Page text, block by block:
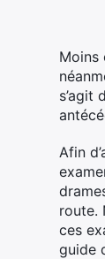
Moins
s’agit
Afin
route.
ces
guide